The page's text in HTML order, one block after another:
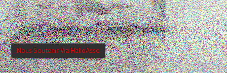
Nous Soutenir Via HelloAsso